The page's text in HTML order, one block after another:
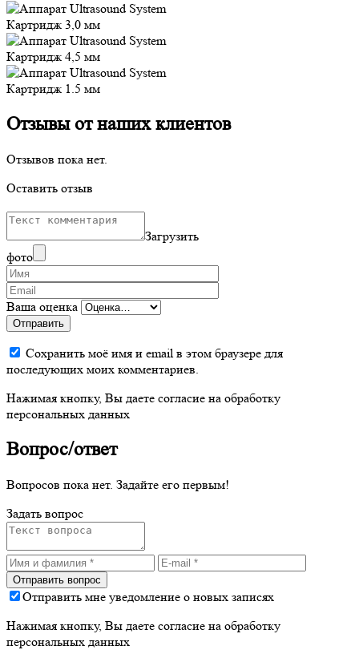
Картридж 3,0 мм
Картридж 4,5 мм
Картридж 1.5 мм
Отзывы от наших клиентов
Отзывов пока нет.
Оставить отзыв
Загрузить
фото
Ваша оценка
Отправить
Сохранить моё имя и email в этом браузере для
последующих моих комментариев.
Нажимая кнопку, Вы даете согласие на обработку
персональных данных
Вопрос/ответ
Вопросов пока нет. Задайте его первым!
Задать вопрос
Отправить мне уведомление о новых записях
Нажимая кнопку, Вы даете согласие на обработку
персональных данных